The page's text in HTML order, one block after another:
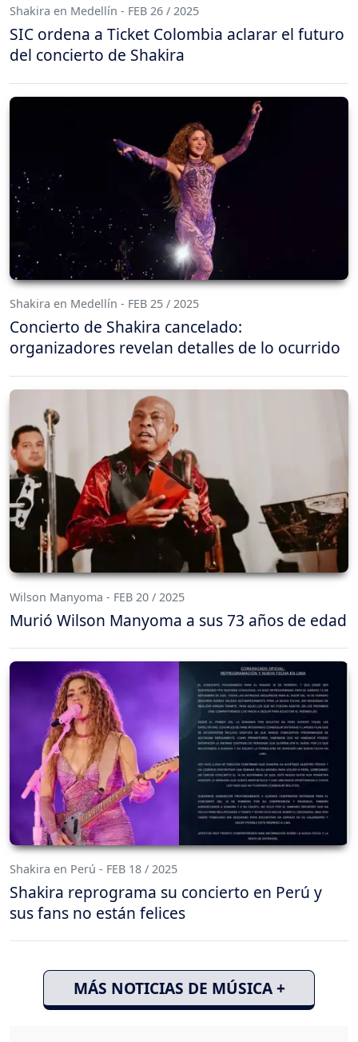
Shakira en Medellín - FEB 26 / 2025
SIC ordena a Ticket Colombia aclarar el futuro
del concierto de Shakira
Shakira en Medellín - FEB 25 / 2025
Concierto de Shakira cancelado:
organizadores revelan detalles de lo ocurrido
Wilson Manyoma - FEB 20 / 2025
Murió Wilson Manyoma a sus 73 años de edad
Shakira en Perú - FEB 18 / 2025
Shakira reprograma su concierto en Perú y
sus fans no están felices
MÁS NOTICIAS DE MÚSICA +